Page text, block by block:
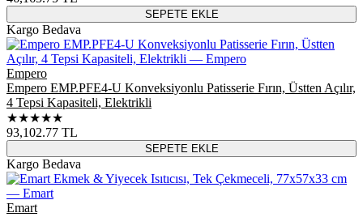
SEPETE EKLE
Kargo Bedava
Empero
Empero EMP.PFE4-U Konveksiyonlu Patisserie Fırın, Üstten Açılır,
4 Tepsi Kapasiteli, Elektrikli
★★★★★
93,102.77 TL
SEPETE EKLE
Kargo Bedava
Emart